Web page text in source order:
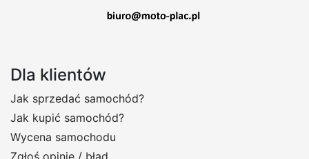
Dla klientów
Jak sprzedać samochód?
Jak kupić samochód?
Wycena samochodu
Zgłoś opinię / błąd